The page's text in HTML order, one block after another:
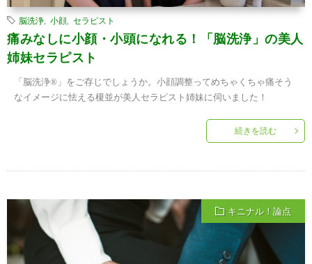
脳洗浄 小顔 セラピスト
痛みなしに小顔・小頭になれる！「脳洗浄」の美人
姉妹セラピスト
「脳洗浄®」をご存じでしょうか。小顔調整ってめちゃくちゃ痛そう
なイメージに怯える榎並が美人セラピスト姉妹に伺いました！
続きを読む
キニナル！論点